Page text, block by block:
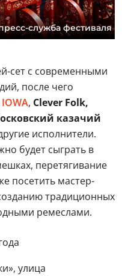
служба фестиваля
сет с современными
после чего
IOWA, Clever Folk,
казачий
исполнители.
будет сыграть в
перетягивание
посетить мастер-
традиционных
ремеслами.
улица